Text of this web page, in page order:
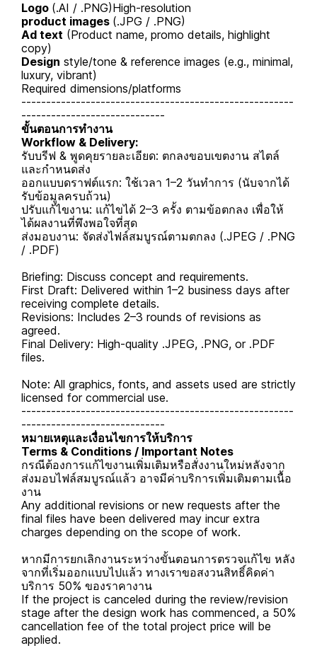
Logo (.AI / .PNG)High-resolution
product images (.JPG / .PNG)
Ad text (Product name, promo details, highlight
copy)
Design style/tone & reference images (e.g., minimal,
luxury, vibrant)
Required dimensions/platforms
-------------------------------------------------------
-----------------------------
ขั้นตอนการทำงาน
Workflow & Delivery:
รับบรีฟ & พูดคุยรายละเอียด: ตกลงขอบเขตงาน สไตล์
และกำหนดส่ง
ออกแบบดราฟต์แรก: ใช้เวลา 1–2 วันทำการ (นับจากได้
รับข้อมูลครบถ้วน)
ปรับแก้ไขงาน: แก้ไขได้ 2–3 ครั้ง ตามข้อตกลง เพื่อให้
ได้ผลงานที่พึงพอใจที่สุด
ส่งมอบงาน: จัดส่งไฟล์สมบูรณ์ตามตกลง (.JPEG / .PNG
/ .PDF)
Briefing: Discuss concept and requirements.
First Draft: Delivered within 1–2 business days after
receiving complete details.
Revisions: Includes 2–3 rounds of revisions as
agreed.
Final Delivery: High-quality .JPEG, .PNG, or .PDF
files.
Note: All graphics, fonts, and assets used are strictly
licensed for commercial use.
-------------------------------------------------------
-----------------------------
หมายเหตุและเงื่อนไขการให้บริการ
Terms & Conditions / Important Notes
กรณีต้องการแก้ไขงานเพิ่มเติมหรือสั่งงานใหม่หลังจาก
ส่งมอบไฟล์สมบูรณ์แล้ว อาจมีค่าบริการเพิ่มเติมตามเนื้อ
งาน
Any additional revisions or new requests after the
final files have been delivered may incur extra
charges depending on the scope of work.
หากมีการยกเลิกงานระหว่างขั้นตอนการตรวจแก้ไข หลัง
จากที่เริ่มออกแบบไปแล้ว ทางเราขอสงวนสิทธิ์คิดค่า
บริการ 50% ของราคางาน
If the project is canceled during the review/revision
stage after the design work has commenced, a 50%
cancellation fee of the total project price will be
applied.